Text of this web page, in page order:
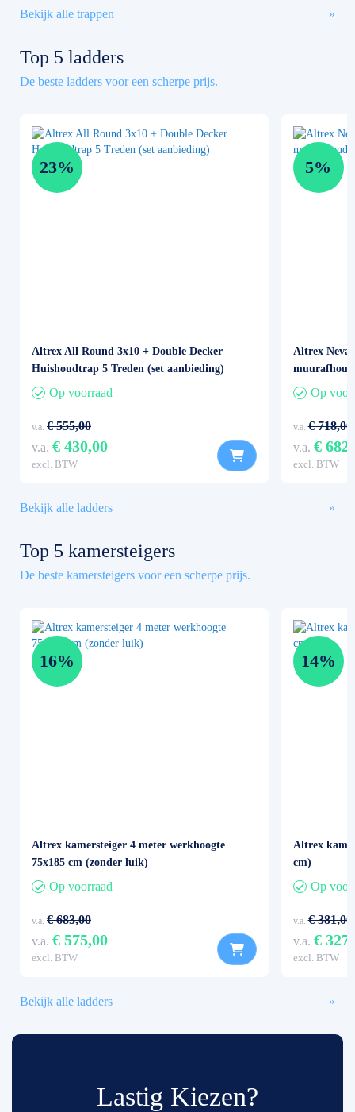
Bekijk alle trappen
Top 5 ladders
De beste ladders voor een scherpe prijs.
23%
Altrex All Round 3x10 + Double Decker
Huishoudtrap 5 Treden (set aanbieding)
Op voorraad
v.a. € 555,00
v.a. € 430,00
excl. BTW
5%
Altrex
Op
v.a. € 718,00
v.a. €
excl. BTW
Bekijk alle ladders
Top 5 kamersteigers
De beste kamersteigers voor een scherpe prijs.
16%
Altrex kamersteiger 4 meter werkhoogte
75x185 cm (zonder luik)
Op voorraad
v.a. € 683,00
v.a. € 575,00
excl. BTW
14%
Altrex
cm)
Op
v.a. € 381,00
v.a. €
excl. BTW
Bekijk alle ladders
Lastig Kiezen?